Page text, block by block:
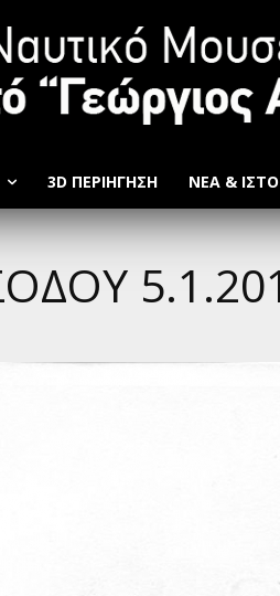
3D ΠΕΡΙΗΓΗΣΗ ΝΕΑ &